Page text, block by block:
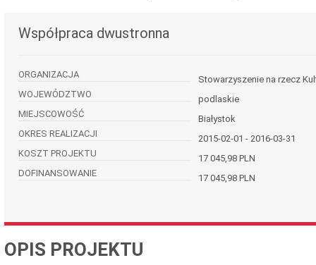
Współpraca dwustronna
ORGANIZACJA
Stowarzyszenie na rzecz
WOJEWÓDZTWO
podlaskie
MIEJSCOWOŚĆ
Białystok
OKRES REALIZACJI
2015-02-01 - 2016-03-31
KOSZT PROJEKTU
17 045,98 PLN
DOFINANSOWANIE
17 045,98 PLN
OPIS PROJEKTU